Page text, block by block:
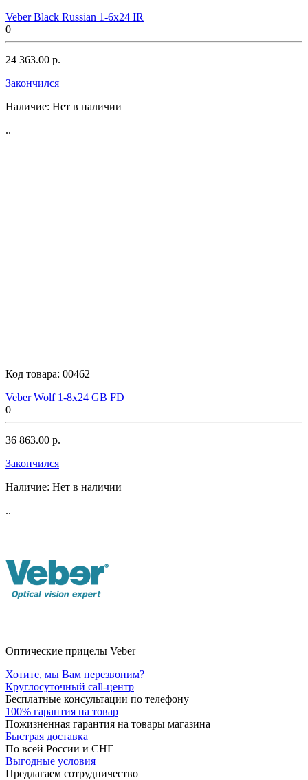
Veber Black Russian 1-6x24 IR
0
24 363.00 р.
Закончился
Наличие: Нет в наличии
..
Код товара: 00462
Veber Wolf 1-8x24 GB FD
0
36 863.00 р.
Закончился
Наличие: Нет в наличии
..
Оптические прицелы Veber
Хотите, мы Вам перезвоним?
Круглосуточный call-центр
Бесплатные консультации по телефону
100% гарантия на товар
Пожизненная гарантия на товары магазина
Быстрая доставка
По всей России и СНГ
Выгодные условия
Предлагаем сотрудничество